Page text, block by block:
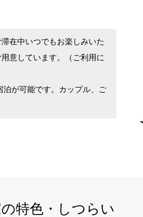
在中いつでもお楽しみいた
意しています。（ご利用に
泊が可能です。カップル、ご
特色・しつらい